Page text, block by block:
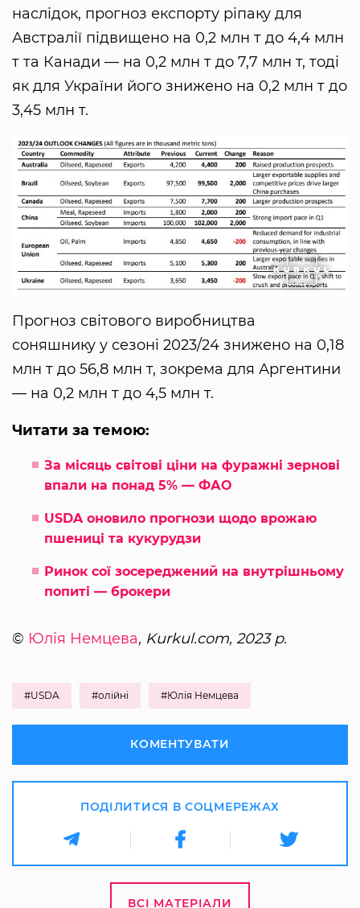
наслідок, прогноз експорту ріпаку для
Австралії підвищено на 0,2 млн т до 4,4 млн
т та Канади — на 0,2 млн т до 7,7 млн т, тоді
як для України його знижено на 0,2 млн т до
3,45 млн т.
Прогноз світового виробництва
соняшнику у сезоні 2023/24 знижено на 0,18
млн т до 56,8 млн т, зокрема для Аргентини
— на 0,2 млн т до 4,5 млн т.
Читати за темою:
За місяць світові ціни на фуражні зернові
впали на понад 5% — ФАО
USDA оновило прогнози щодо врожаю
пшениці та кукурудзи
Ринок сої зосереджений на внутрішньому
попиті — брокери
© Юлія Немцева, Kurkul.com, 2023 р.
#USDA #олійні #Юлія Немцева
КОМЕНТУВАТИ
ПОДІЛИТИСЯ В СОЦМЕРЕЖАХ
ВСІ МАТЕРІАЛИ